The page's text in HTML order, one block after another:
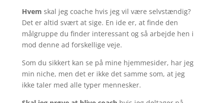
Hvem skal jeg coache hvis jeg vil være selvstændig?
Det er altid svært at sige. En ide er, at finde den
målgruppe du finder interessant og så arbejde hen i
mod denne ad forskellige veje.
Som du sikkert kan se på mine hjemmesider, har jeg
min niche, men det er ikke det samme som, at jeg
ikke taler med alle typer mennesker.